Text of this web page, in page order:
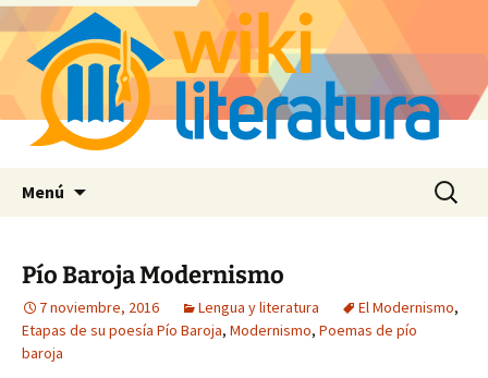
Menú Buscar:
Pío Baroja Modernismo
7 noviembre, 2016 Lengua y literatura El Modernismo,
Etapas de su poesía Pío Baroja, Modernismo, Poemas de pío
baroja